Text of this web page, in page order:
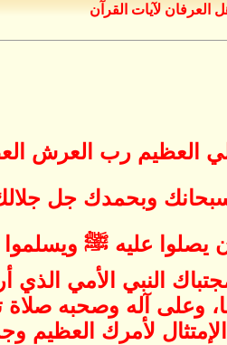
العرفان لآيات القرآن
العلي العظيم رب
وبحمدك جل
يصلوا عليه ﷺ
النبي الأمي الذي
آله وصحبه صلاة
لأمرك العظيم